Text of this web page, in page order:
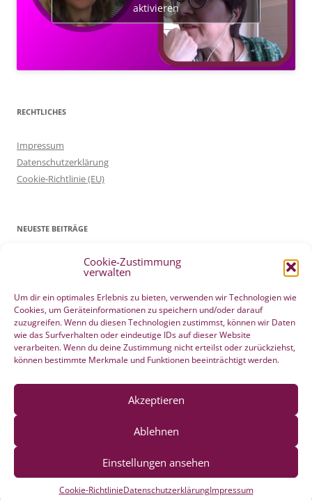
Cookie-Zustimmung
verwalten
Um dir ein optimales Erlebnis zu bieten, verwenden wir Technologien wie
Cookies, um Geräteinformationen zu speichern und/oder darauf
zuzugreifen. Wenn du diesen Technologien zustimmst, können wir Daten
wie das Surfverhalten oder eindeutige IDs auf dieser Website
verarbeiten. Wenn du deine Zustimmung nicht erteilst oder zurückziehst,
können bestimmte Merkmale und Funktionen beeinträchtigt werden.
Akzeptieren
Ablehnen
Einstellungen ansehen
Cookie-RichtlinieDatenschutzerklärungImpressum
aktivieren
RECHTLICHES
Impressum
Datenschutzerklärung
Cookie-Richtlinie (EU)
NEUESTE BEITRÄGE
Patientenverfügung Geburt vertreten in WELTWOCHE DER GEBURT
Filmtipp – Die sichere Geburt 19. Mai 2021
Integration eigener Erfahrungen aus der Pränatalzeit 10. März 2021
VBA2C – Erfahrung 8. Februar 2020
Berührender wunderschöner Geburtserfahrungsbericht von Laura
Maria Seiler
22. Dezember 2019
Datenschutzerklärung Mit Stolz präsentiert von WordPress